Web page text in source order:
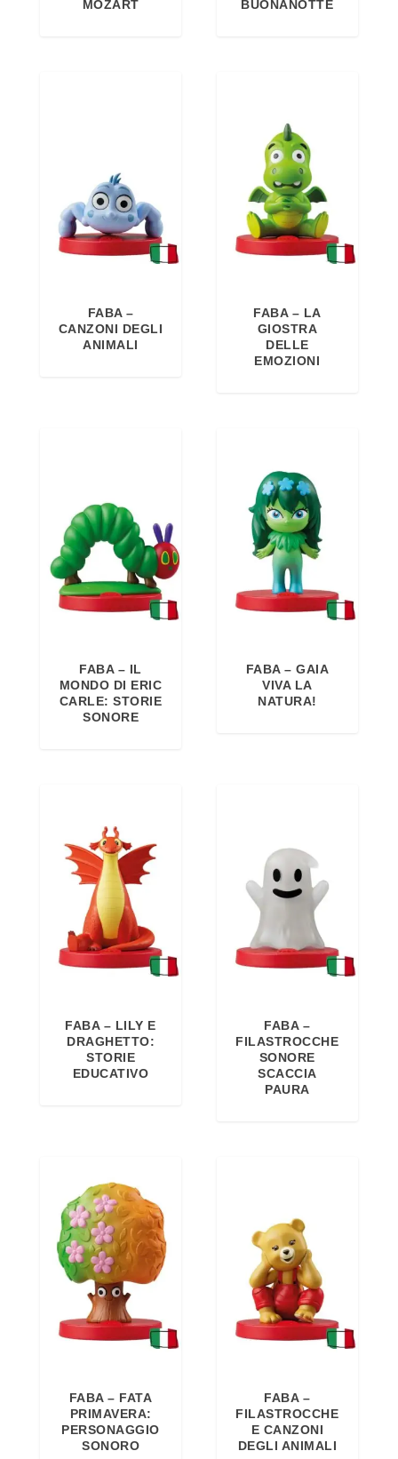
MOZART BUONANOTTE
FABA –
CANZONI DEGLI
ANIMALI
FABA – LA
GIOSTRA
DELLE
EMOZIONI
FABA – IL
MONDO DI ERIC
CARLE: STORIE
SONORE
FABA – GAIA
VIVA LA
NATURA!
FABA – LILY E
DRAGHETTO:
STORIE
EDUCATIVO
FABA –
FILASTROCCHE
SONORE
SCACCIA
PAURA
FABA – FATA
PRIMAVERA:
PERSONAGGIO
SONORO
FABA –
FILASTROCCHE
E CANZONI
DEGLI ANIMALI